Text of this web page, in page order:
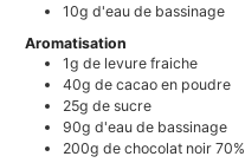
10g d'eau de bassinage
Aromatisation
1g de levure fraiche
40g de cacao en poudre
25g de sucre
90g d'eau de bassinage
200g de chocolat noir 70%